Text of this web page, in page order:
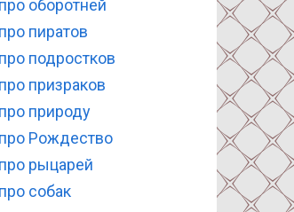
оборотней
пиратов
подростков
призраков
природу
Рождество
рыцарей
собак